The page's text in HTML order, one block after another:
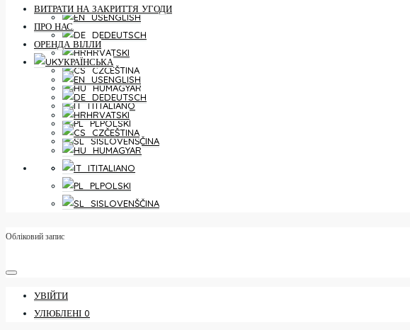
ENGLISH
DEUTSCH
HRVATSKI
ČEŠTINA
MAGYAR
ITALIANO
POLSKI
SLOVENŠČINA
УЛЮБЛЕНІ 0
ВИТРАТИ НА ЗАКРИТТЯ УГОДИ
ПРО НАС
ОРЕНДА ВІЛЛИ
УКРАЇНСЬКА
ENGLISH
DEUTSCH
HRVATSKI
ČEŠTINA
MAGYAR
ITALIANO
POLSKI
SLOVENŠČINA
Обліковий запис
УВІЙТИ
УЛЮБЛЕНІ 0